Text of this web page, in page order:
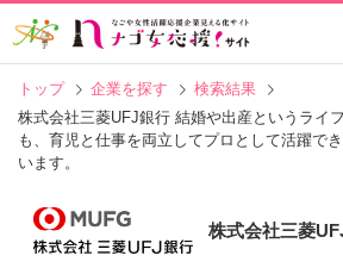
トップ 企業を探す
検索結果
株式会社三菱UFJ銀行 結婚や出産というライ
も、育児と仕事を両立してプロとして活躍で
います。
株式会社三菱